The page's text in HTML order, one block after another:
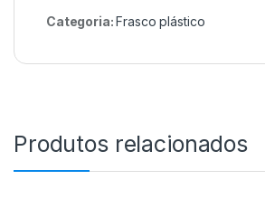
Categoria:Frasco plástico
Produtos relacionados